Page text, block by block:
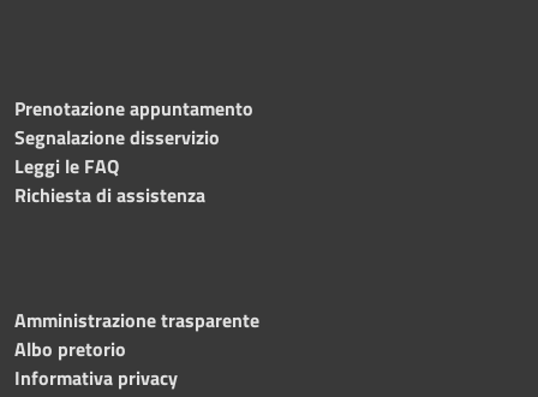
Prenotazione appuntamento
Segnalazione disservizio
Leggi le FAQ
Richiesta di assistenza
Amministrazione trasparente
Albo pretorio
Informativa privacy